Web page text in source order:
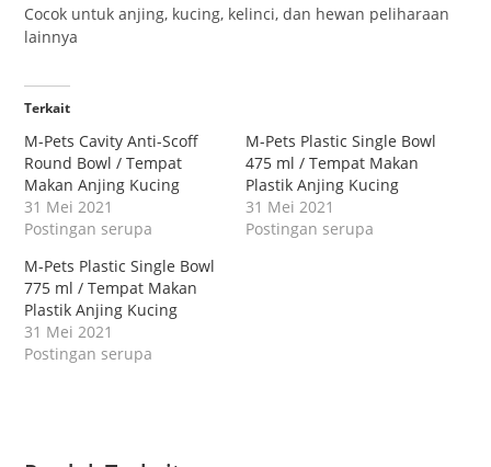
Cocok untuk anjing, kucing, kelinci, dan hewan peliharaan
lainnya
Terkait
M-Pets Cavity Anti-Scoff
Round Bowl / Tempat
Makan Anjing Kucing
31 Mei 2021
Postingan serupa
M-Pets Plastic Single Bowl
475 ml / Tempat Makan
Plastik Anjing Kucing
31 Mei 2021
Postingan serupa
M-Pets Plastic Single Bowl
775 ml / Tempat Makan
Plastik Anjing Kucing
31 Mei 2021
Postingan serupa